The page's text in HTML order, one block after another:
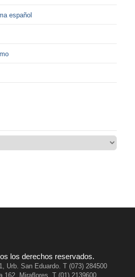
español
los derechos reservados.
Urb. San Eduardo. T (073) 284500
162, Miraflores. T (01) 2139600